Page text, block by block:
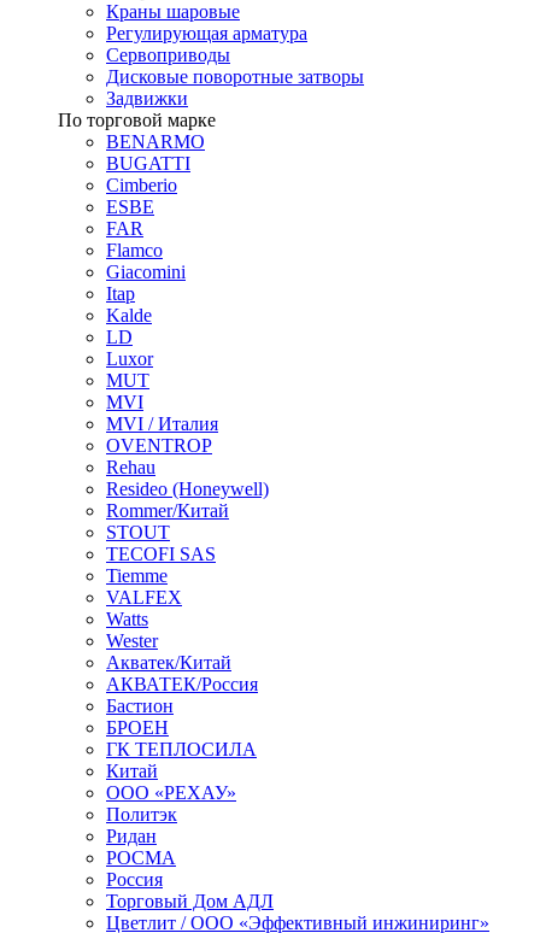
Краны шаровые
Регулирующая арматура
Сервоприводы
Дисковые поворотные затворы
Задвижки
По торговой марке
BENARMO
BUGATTI
Cimberio
ESBE
FAR
Flamco
Giacomini
Itap
Kalde
LD
Luxor
MUT
MVI
MVI / Италия
OVENTROP
Rehau
Resideo (Honeywell)
Rommer/Китай
STOUT
TECOFI SAS
Tiemme
VALFEX
Watts
Wester
Акватек/Китай
АКВАТЕК/Россия
Бастион
БРОЕН
ГК ТЕПЛОСИЛА
Китай
ООО «РЕХАУ»
Политэк
Ридан
РОСМА
Россия
Торговый Дом АДЛ
Цветлит / ООО «Эффективный инжиниринг»